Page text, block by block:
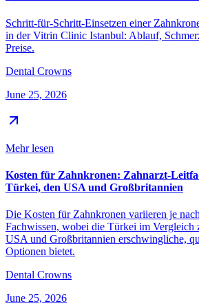
Schritt-für-Schritt-Einsetzen einer
in der Vitrin Clinic Istanbul: Ablauf,
Preise.
Dental Crowns
June 25, 2026
Mehr lesen
Kosten für Zahnkronen: Zahnarzt-
Türkei, den USA und Großbritannien
Die Kosten für Zahnkronen variieren je
Fachwissen, wobei die Türkei im Vergleich
USA und Großbritannien erschwingliche,
Optionen bietet.
Dental Crowns
June 25, 2026